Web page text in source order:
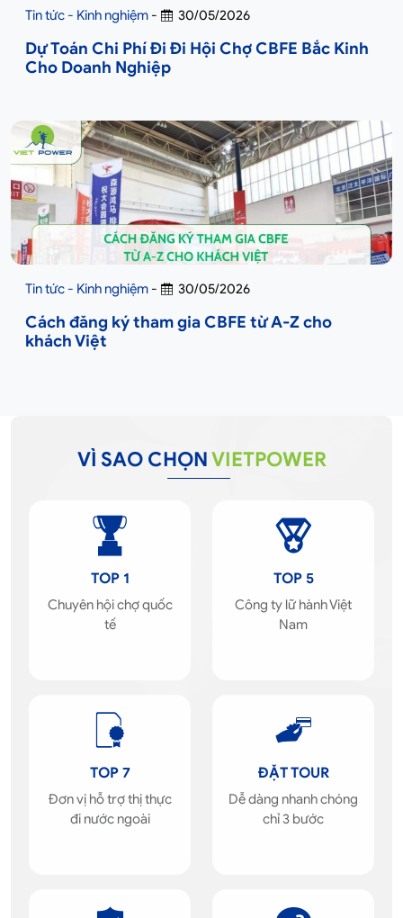
Tin tức - Kinh nghiệm - 30/05/2026
Dự Toán Chi Phí Đi Đi Hội Chợ CBFE Bắc Kinh
Cho Doanh Nghiệp
Tin tức - Kinh nghiệm - 30/05/2026
Cách đăng ký tham gia CBFE từ A-Z cho
khách Việt
VÌ SAO CHỌNVIETPOWER
TOP 1
Chuyên hội chợ quốc
tế
TOP 5
Công ty lữ hành Việt
Nam
TOP 7
Đơn vị hỗ trợ thị thực
đi nước ngoài
ĐẶT TOUR
Dễ dàng nhanh chóng
chỉ 3 bước